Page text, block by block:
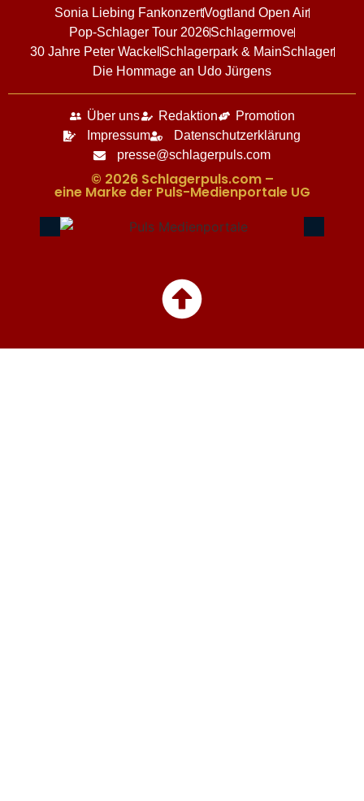
Sonia Liebing FankonzertVogtland Open Air
Pop-Schlager Tour 2026Schlagermove
30 Jahre Peter Wackel Schlagerpark & MainSchlager
Die Hommage an Udo Jürgens
Über uns Redaktion
Promotion
Impressum
Datenschutzerklärung
presse@schlagerpuls.com
© 2026 Schlagerpuls.com –
eine Marke der Puls-Medienportale UG​